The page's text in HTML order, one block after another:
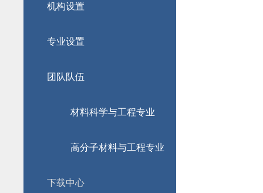
机构设置
专业设置
团队队伍
材料科学与工程专业
高分子材料与工程专业
下载中心